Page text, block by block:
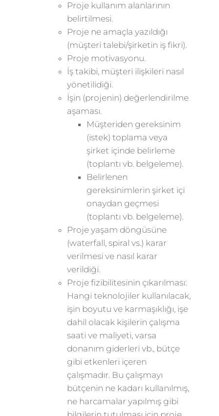
Proje kullanım alanlarının
belirtilmesi.
Proje ne amaçla yazıldığı
(müşteri talebi/şirketin iş fikri).
Proje motivasyonu.
İş takibi, müşteri ilişkileri nasıl
yönetilidiği.
İşin (projenin) değerlendirilme
aşaması.
Müşteriden gereksinim
(istek) toplama veya
şirket içinde belirleme
(toplantı vb. belgeleme).
Belirlenen
gereksinimlerin şirket içi
onaydan geçmesi
(toplantı vb. belgeleme).
Proje yaşam döngüsüne
(waterfall, spiral vs.) karar
verilmesi ve nasıl karar
verildiği.
Proje fizibilitesinin çıkarılması:
Hangi teknolojiler kullanılacak,
işin boyutu ve karmaşıklığı, işe
dahil olacak kişilerin çalışma
saati ve maliyeti, varsa
donanım giderleri vb., bütçe
gibi etkenleri içeren
çalışmadır. Bu çalışmayı
bütçenin ne kadarı kullanılmış,
ne harcamalar yapılmış gibi